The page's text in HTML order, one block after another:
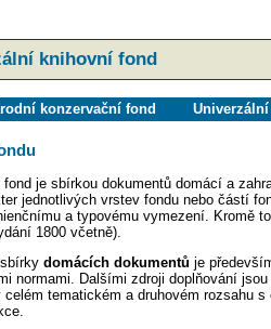
knihovní fond
je sbírkou dokumentů domácí a
jednotlivých vrstev fondu nebo částí
a typovému vymezení. Kromě
1800 včetně).
domácích dokumentů je
normami. Dalšími zdroji doplňování
celém tematickém a druhovém rozsahu
konzervační fond